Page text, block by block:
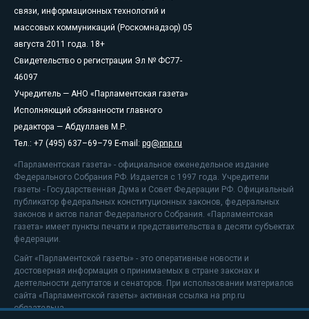
связи, информационных технологий и
массовых коммуникаций (Роскомнадзор) 05
августа 2011 года. 18+
Свидетельство о регистрации Эл № ФС77-
46097
Учредитель — АНО «Парламентская газета»
Исполняющий обязанности главного
редактора — Абдуллаев М.Р.
Тел.: +7 (495) 637–69–79 E-mail: pg@pnp.ru
«Парламентская газета» - официальное еженедельное издание
Федерального Собрания РФ. Издается с 1997 года. Учредители
газеты - Государственная Дума и Совет Федерации РФ. Официальный
публикатор федеральных конституционных законов, федеральных
законов и актов палат Федерального Собрания. «Парламентская
газета» имеет пункты печати и представительства в десяти субъектах
федерации.
Сайт «Парламентской газеты» - это оперативные новости и
достоверная информация о принимаемых в стране законах и
деятельности депутатов и сенаторов. При использовании материалов
сайта «Парламентской газеты» активная ссылка на pnp.ru
обязательна.